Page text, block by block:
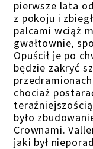
pierwsze lata
z pokoju i
palcami wciąż
gwałtownie,
Opuścił je po
będzie zakryć
chociaż
było
Crownami.
jaki był